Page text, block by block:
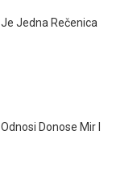
Jedna Rečenica
Donose Mir I